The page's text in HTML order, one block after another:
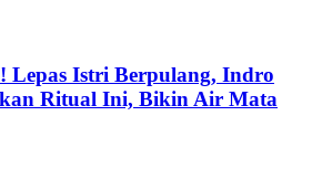
Lepas Istri Berpulang, Indro
Ritual Ini, Bikin Air Mata